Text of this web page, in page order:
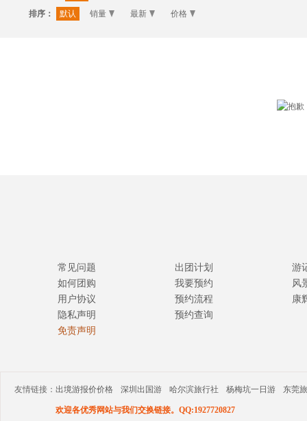
排序：
默认 销量 最新 价格
常见问题
如何团购
用户协议
隐私声明
免责声明
出团计划
我要预约
预约流程
预约查询
游
风
康
友情链接： 出境游报价价格 深圳出国游 哈尔滨旅行社 杨梅坑一日游 东莞
欢迎各优秀网站与我们交换链接。QQ:1927720827